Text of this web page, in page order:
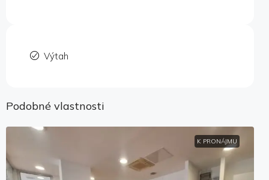
Výtah
Podobné vlastnosti
K PRONÁJMU